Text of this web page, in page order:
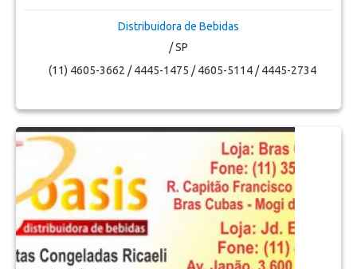
Distribuidora de Bebidas
/ SP
(11) 4605-3662 / 4445-1475 / 4605-5114 / 4445-2734